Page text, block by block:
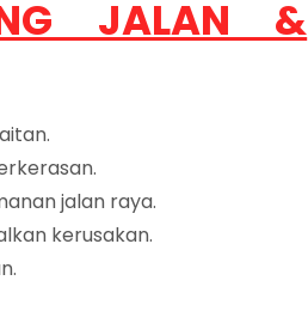
JALAN &
jalan raya.
kerusakan.